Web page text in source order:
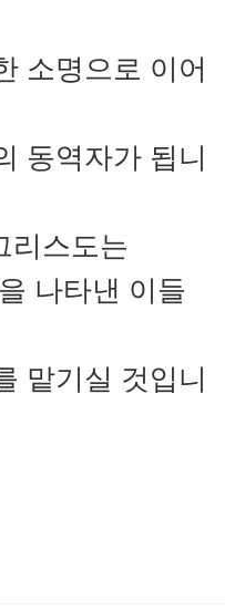
소명으로 이어
동역자가 됩니
리스도는
나타낸 이들
맡기실 것입니